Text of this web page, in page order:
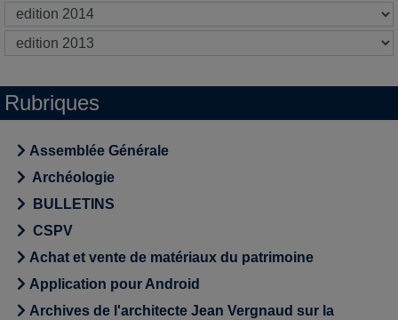
Rubriques
Assemblée Générale
Archéologie
BULLETINS
CSPV
Achat et vente de matériaux du patrimoine
Application pour Android
Archives de l'architecte Jean Vergnaud sur la